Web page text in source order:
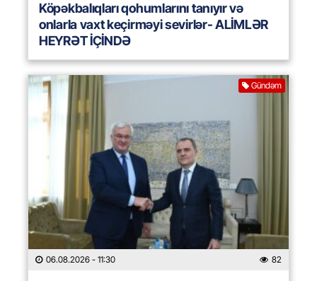
Köpəkbalıqları qohumlarını tanıyır və
onlarla vaxt keçirməyi sevirlər- ALİMLƏR
HEYRƏT İÇİNDƏ
Gündəm
06.08.2026 - 11:30 82